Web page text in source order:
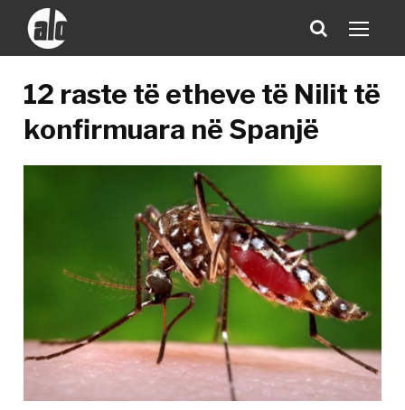
12 raste të etheve të Nilit të
konfirmuara në Spanjë